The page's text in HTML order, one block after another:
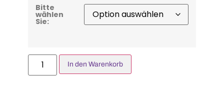
Bitte
wählen
Sie:
In den Warenkorb